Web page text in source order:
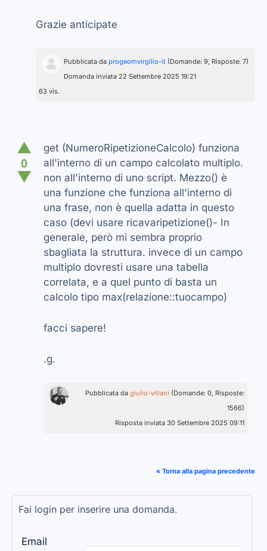
Grazie anticipate
Pubblicata da progeomvirgilio-it (Domande: 9, Risposte: 7)
Domanda inviata 22 Settembre 2025 19:21
63 vis.
▲
0
▼
get (NumeroRipetizioneCalcolo) funziona
all'interno di un campo calcolato multiplo.
non all'interno di uno script. Mezzo() è
una funzione che funziona all'interno di
una frase, non è quella adatta in questo
caso (devi usare ricavaripetizione()- In
generale, però mi sembra proprio
sbagliata la struttura. invece di un campo
multiplo dovresti usare una tabella
correlata, e a quel punto di basta un
calcolo tipo max(relazione::tuocampo)
facci sapere!
.g.
Pubblicata da giulio-villani (Domande: 0, Risposte:
1566)
Risposta inviata 30 Settembre 2025 09:11
« Torna alla pagina precedente
Fai login per inserire una domanda.
Email